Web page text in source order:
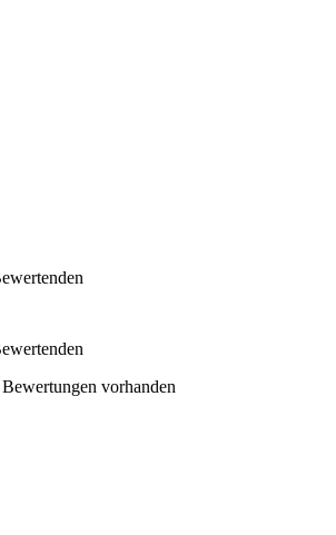
vorhanden